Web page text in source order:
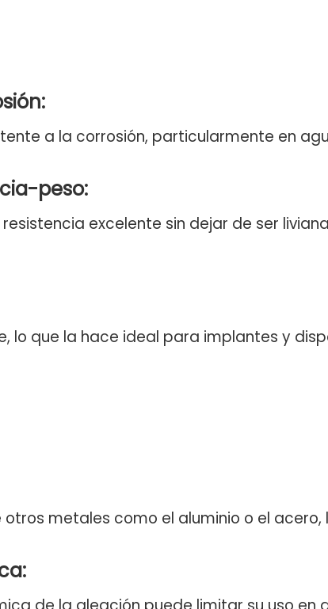
a la corrosión, particularmente en
peso:
excelente sin dejar de ser
lo que la hace ideal para implantes y
otros metales como el aluminio o el